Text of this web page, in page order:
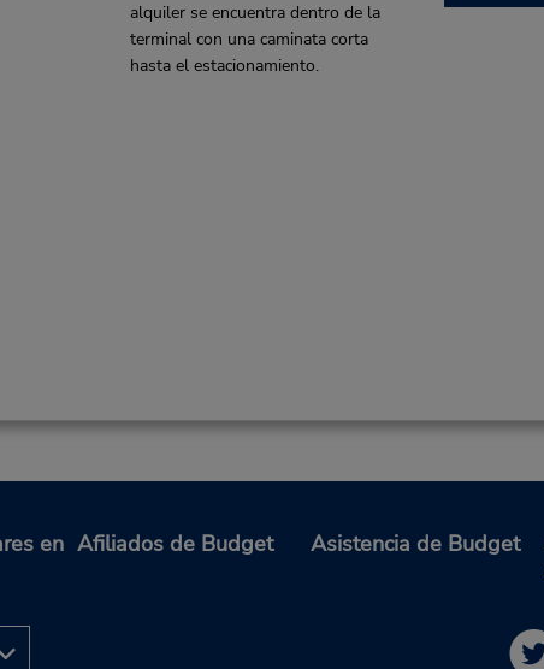
alquiler se encuentra dentro de la
terminal con una caminata corta
hasta el estacionamiento.
en Afiliados de Budget Asistencia de Budget